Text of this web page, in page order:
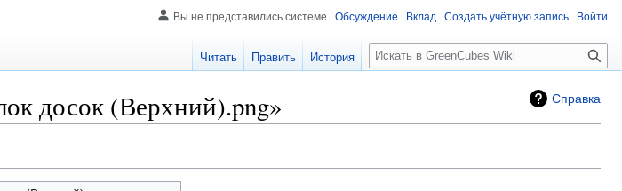
Справка
досок (Верхний).png»
Вы не представились системе Обсуждение Вклад Создать учётную запись Войти
Читать Править История
Поиск